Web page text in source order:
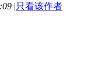
|只看该作者